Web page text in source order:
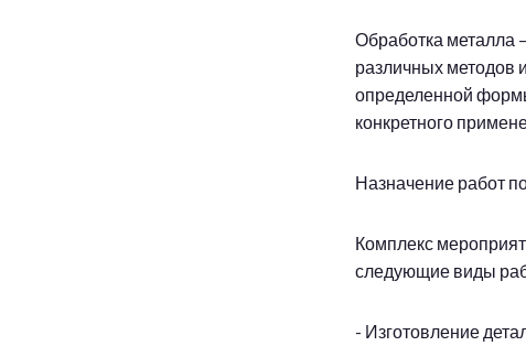
Обработка металла
различных методов
определенной
конкретного
Назначение работ
Комплекс
следующие виды
- Изготовление